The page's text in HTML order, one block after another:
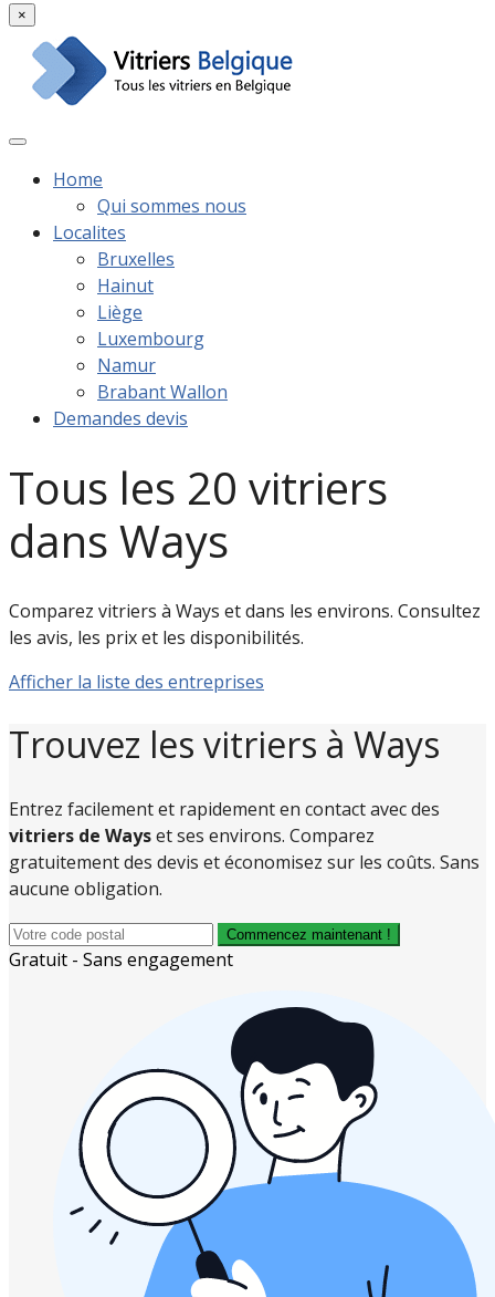
×
Home
Qui sommes nous
Localites
Bruxelles
Hainut
Liège
Luxembourg
Namur
Brabant Wallon
Demandes devis
Tous les 20 vitriers
dans Ways
Comparez vitriers à Ways et dans les environs. Consultez
les avis, les prix et les disponibilités.
Afficher la liste des entreprises
Trouvez les vitriers à Ways
Entrez facilement et rapidement en contact avec des
vitriers de Wayset ses environs. Comparez
gratuitement des devis et économisez sur les coûts. Sans
aucune obligation.
Commencez maintenant !
Gratuit - Sans engagement